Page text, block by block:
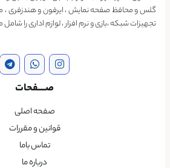
گلس و محافظ صفحه نمایش ، ایرفون و هندزفری ،
تجهیزات شبکه ،بازی و نرم افزار ، لوازم اداری را
صــــفحات
صفحه اصلی
قوانین و مقررات
تماس باما
درباره ما